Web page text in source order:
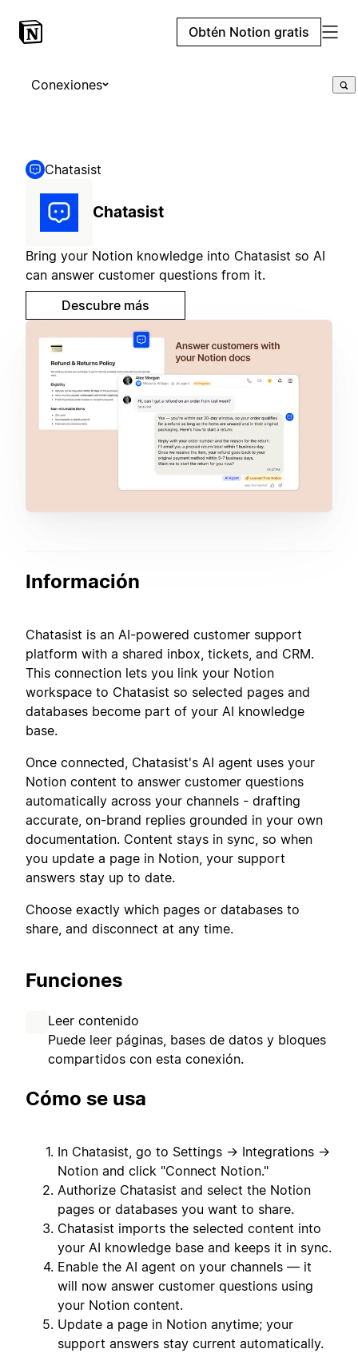
Obtén Notion gratis
Conexiones
Chatasist
Chatasist
Bring your Notion knowledge into Chatasist so AI
can answer customer questions from it.
Descubre más
Información
Chatasist is an AI-powered customer support
platform with a shared inbox, tickets, and CRM.
This connection lets you link your Notion
workspace to Chatasist so selected pages and
databases become part of your AI knowledge
base.
Once connected, Chatasist's AI agent uses your
Notion content to answer customer questions
automatically across your channels - drafting
accurate, on-brand replies grounded in your own
documentation. Content stays in sync, so when
you update a page in Notion, your support
answers stay up to date.
Choose exactly which pages or databases to
share, and disconnect at any time.
Funciones
Leer contenido
Puede leer páginas, bases de datos y bloques
compartidos con esta conexión.
Cómo se usa
In Chatasist, go to Settings → Integrations →
Notion and click "Connect Notion."
Authorize Chatasist and select the Notion
pages or databases you want to share.
Chatasist imports the selected content into
your AI knowledge base and keeps it in sync.
Enable the AI agent on your channels — it
will now answer customer questions using
your Notion content.
Update a page in Notion anytime; your
support answers stay current automatically.